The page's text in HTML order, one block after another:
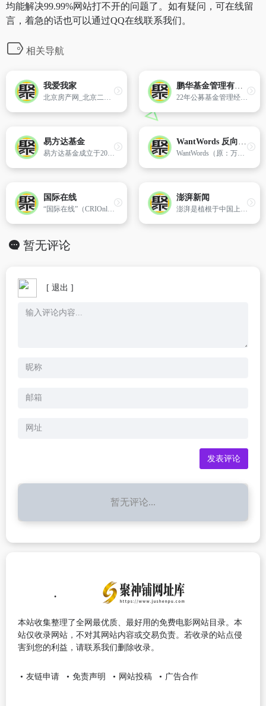
均能解决99.99%网站打不开的问题了。如有疑问，可在线留
言，着急的话也可以通过QQ在线联系我们。
相关导航
我爱我家
北京房产网_北京二手房网_北京租房网_我爱我家
鹏华基金管理有限公司-官方网站-费率更低
22年公募基金管理经验，金牛基金管理公司，资质齐全，具备公募基金、社保基金、专户理财、QDII、保险资金、基本养老金等多项业务管理资格，管理规模超7000亿（数据截止2020.6.30）。
易方达基金
易方达基金成立于2001年，通过专业化的运作，依托于资本市场，为境内外客户提供资产管理解决方案，实现长期可持续的投资回报。
WantWords 反向词典
WantWords（原：万词王）是唯一支持中文及中英跨语言查询的反向词典系统，可以通过描述意思来查找词语。
国际在线
“国际在线”（CRIOnline）是由中国国际广播电台主办的政府重点新闻网站,1998年12月26日正式对外发布。“国际在线”主要提供新闻、文化和经济类信息,并以丰富的音频节目为特色。
澎湃新闻
澎湃是植根于中国上海的时政思想类互联网平台,以最活跃的原创新闻与最冷静的思想分析为两翼,是互联网技术创新与新闻价值传承的结合体,致力于问答式新闻与新闻追踪功能的实践,澎湃,澎湃新闻,澎湃新闻网,新闻与思想
暂无评论
[ 退出 ]
暂无评论...
本站收集整理了全网最优质、最好用的免费电影网站目录。本
站仅收录网站，不对其网站内容或交易负责。若收录的站点侵
害到您的利益，请联系我们删除收录。
友链申请 免责声明 网站投稿 广告合作